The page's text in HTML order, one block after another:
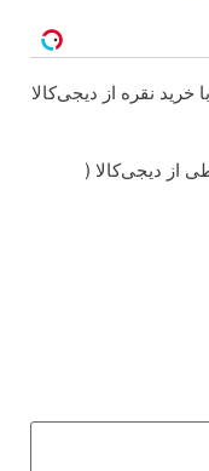
خرید نقره از دیجی‌کالا
از دیجی‌کالا (